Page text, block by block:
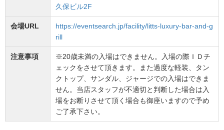
久保ビル2F
会場URL
https://eventsearch.jp/facility/litts-luxury-bar-and-g
rill
注意事項
※20歳未満の入場はできません。入場の際ＩＤチ
ェックをさせて頂きます。また過度な軽装、タン
クトップ、サンダル、ジャージでの入場はできま
せん。当店スタッフが不適切と判断した場合は入
場をお断りさせて頂く場合も御座いますので予め
ご了承下さい。